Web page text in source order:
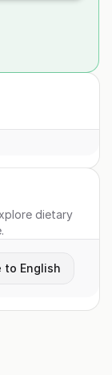
dietary
to English